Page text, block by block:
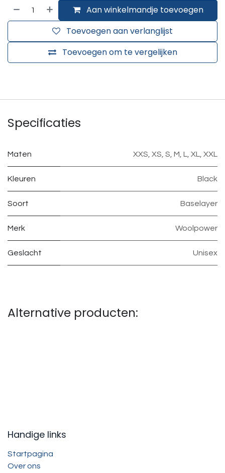
Aan winkelmandje toevoegen
Toevoegen om te vergelijken
Toevoegen aan verlanglijst
Specificaties
Maten XXS, XS, S, M, L, XL, XXL
Kleuren Black
Soort Baselayer
Merk Woolpower
Geslacht Unisex
Alternative producten:
Handige links
Startpagina
Over ons